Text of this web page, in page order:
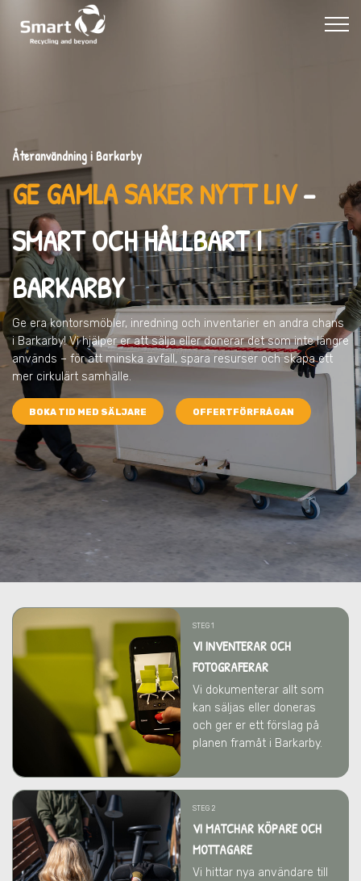
Återanvändning i Barkarby
GE GAMLA SAKER NYTT LIV–
SMART OCH HÅLLBART I
BARKARBY
Ge era kontorsmöbler, inredning och inventarier en andra chans
i Barkarby! Vi hjälper er att sälja eller donerar det som inte längre
används – för att minska avfall, spara resurser och skapa ett
mer cirkulärt samhälle.
BOKA TID MED SÄLJARE OFFERTFÖRFRÅGAN
STEG 1
VI INVENTERAR OCH
FOTOGRAFERAR
Vi dokumenterar allt som
kan säljas eller doneras
och ger er ett förslag på
planen framåt i Barkarby.
STEG 2
VI MATCHAR KÖPARE OCH
MOTTAGARE
Vi hittar nya användare till